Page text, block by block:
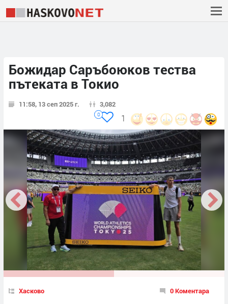
Божидар Саръбоюков тества
пътеката в Токио
11:58, 13 сеп 2025 г. 3,082
1
0
Хасково 0 Коментара